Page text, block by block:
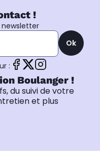
!
Ok
:
Boulanger !
du suivi de votre
et plus